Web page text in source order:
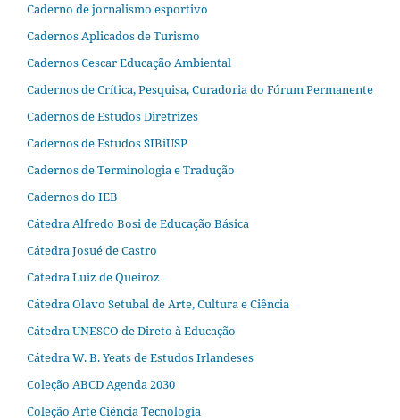
Caderno de jornalismo esportivo
Cadernos Aplicados de Turismo
Cadernos Cescar Educação Ambiental
Cadernos de Crítica, Pesquisa, Curadoria do Fórum Permanente
Cadernos de Estudos Diretrizes
Cadernos de Estudos SIBiUSP
Cadernos de Terminologia e Tradução
Cadernos do IEB
Cátedra Alfredo Bosi de Educação Básica
Cátedra Josué de Castro
Cátedra Luiz de Queiroz
Cátedra Olavo Setubal de Arte, Cultura e Ciência
Cátedra UNESCO de Direto à Educação
Cátedra W. B. Yeats de Estudos Irlandeses
Coleção ABCD Agenda 2030
Coleção Arte Ciência Tecnologia